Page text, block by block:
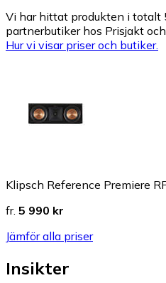
Vi har hittat produkten i totalt
partnerbutiker hos Prisjakt
Hur vi visar priser och butiker.
Klipsch Reference Premiere
fr. 5 990 kr
Jämför alla priser
Insikter